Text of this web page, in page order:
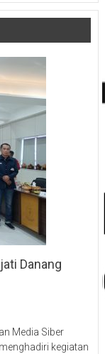
Danang
Media Siber
kegiatan